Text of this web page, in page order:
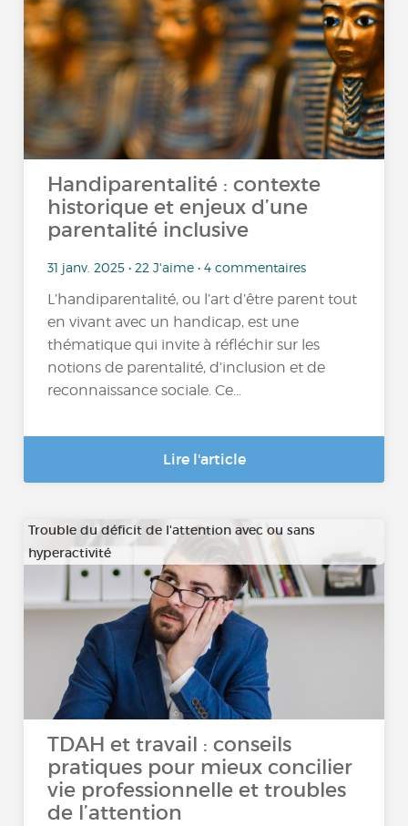
Handiparentalité : contexte
historique et enjeux d’une
parentalité inclusive
31 janv. 2025 • 22 J'aime • 4 commentaires
L’handiparentalité, ou l’art d’être parent tout
en vivant avec un handicap, est une
thématique qui invite à réfléchir sur les
notions de parentalité, d’inclusion et de
reconnaissance sociale. Ce...
Lire l'article
Trouble du déficit de l'attention avec ou sans
hyperactivité
TDAH et travail : conseils
pratiques pour mieux concilier
vie professionnelle et troubles
de l’attention